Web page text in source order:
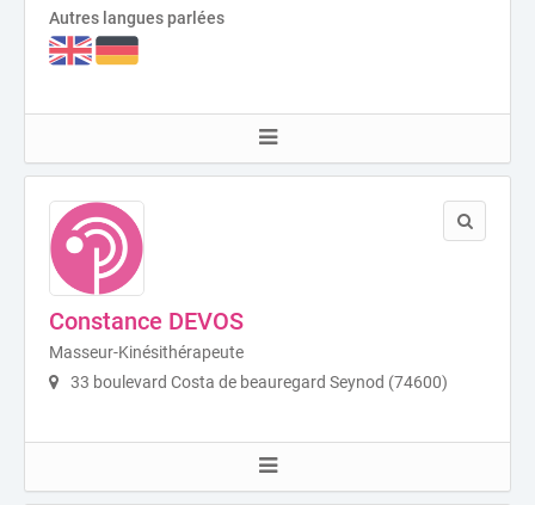
Autres langues parlées
Constance DEVOS
Masseur-Kinésithérapeute
33 boulevard Costa de beauregard Seynod (74600)